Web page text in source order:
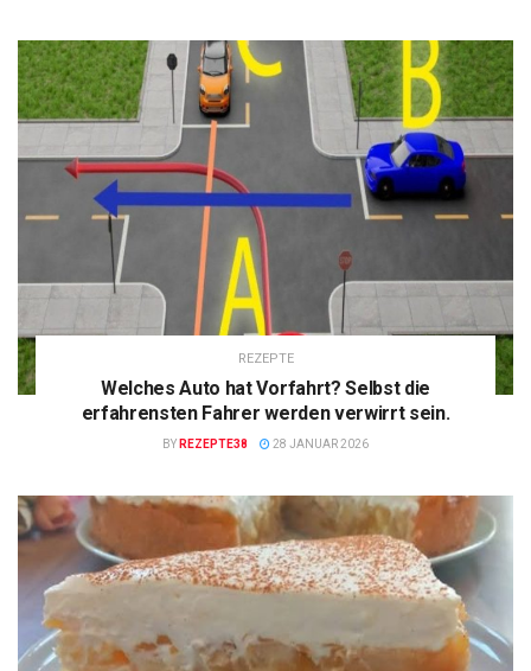
REZEPTE
Welches Auto hat Vorfahrt? Selbst die
erfahrensten Fahrer werden verwirrt sein.
BY REZEPTE38 28 JANUAR 2026